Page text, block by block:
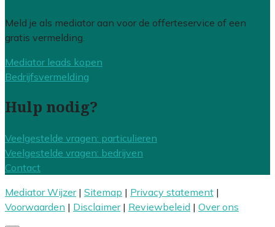
Meld je als mediator aan voor de offerteservice of een
gratis vermelding.
Mediator leads kopen
Bedrijfsvermelding
Hulp nodig?
Veelgestelde vragen: particulieren
Veelgestelde vragen: bedrijven
Contact
Mediator Wijzer| Sitemap | Privacy statement |
Voorwaarden | Disclaimer| Reviewbeleid | Over ons